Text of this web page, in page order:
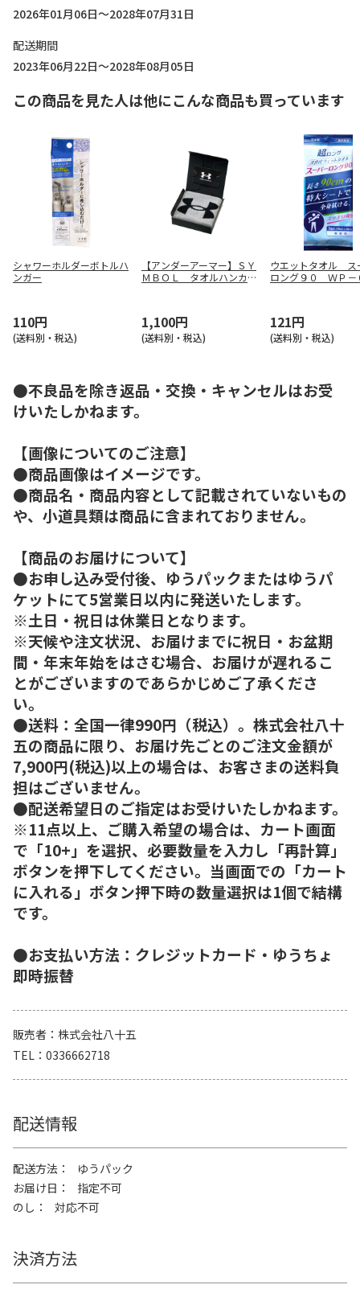
2026年01月06日～2028年07月31日
配送期間
2023年06月22日～2028年08月05日
この商品を見た人は他にこんな商品も買っています
シャワーホルダーボトルハ
ンガー
110円
(送料別・税込)
【アンダーアーマー】ＳＹ
ＭＢＯＬ タオルハンカチ
1,100円
(送料別・税込)
ウエットタオル ス
ロング９０ ＷＰ－
121円
(送料別・税込)
●不良品を除き返品・交換・キャンセルはお受
けいたしかねます。
【画像についてのご注意】
●商品画像はイメージです。
●商品名・商品内容として記載されていないもの
や、小道具類は商品に含まれておりません。
【商品のお届けについて】
●お申し込み受付後、ゆうパックまたはゆうパ
ケットにて5営業日以内に発送いたします。
※土日・祝日は休業日となります。
※天候や注文状況、お届けまでに祝日・お盆期
間・年末年始をはさむ場合、お届けが遅れるこ
とがございますのであらかじめご了承くださ
い。
●送料：全国一律990円（税込）。株式会社八十
五の商品に限り、お届け先ごとのご注文金額が
7,900円(税込)以上の場合は、お客さまの送料負
担はございません。
●配送希望日のご指定はお受けいたしかねます。
※11点以上、ご購入希望の場合は、カート画面
で「10+」を選択、必要数量を入力し「再計算」
ボタンを押下してください。当画面での「カート
に入れる」ボタン押下時の数量選択は1個で結構
です。
●お支払い方法：クレジットカード・ゆうちょ
即時振替
販売者
株式会社八十五
TEL
0336662718
配送情報
配送方法
ゆうパック
お届け日
指定不可
のし
対応不可
決済方法